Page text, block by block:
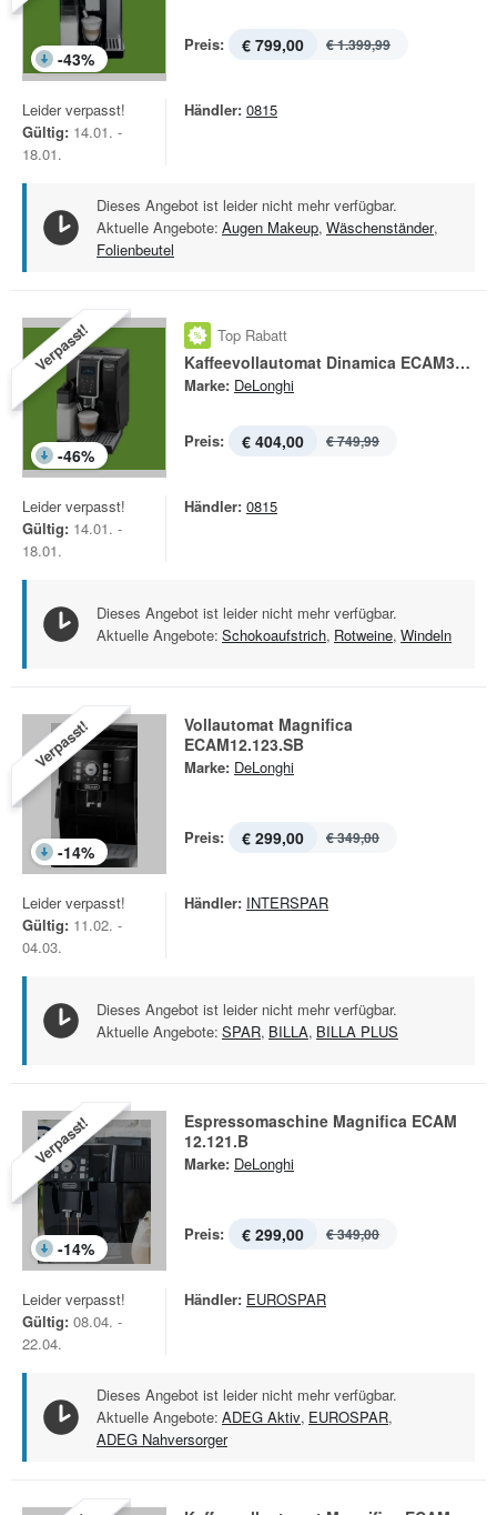
-43%
Preis: € 799,00 € 1.399,99
Leider verpasst!
Gültig: 14.01. -
18.01.
Händler: 0815
Dieses Angebot ist leider nicht mehr verfügbar.
Aktuelle Angebote: Augen Makeup, Wäschenständer,
Folienbeutel
Verpasst!
-46%
Top Rabatt
Kaffeevollautomat Dinamica ECAM350.55.B
Marke: DeLonghi
Preis: € 404,00 € 749,99
Leider verpasst!
Gültig: 14.01. -
18.01.
Händler: 0815
Dieses Angebot ist leider nicht mehr verfügbar.
Aktuelle Angebote: Schokoaufstrich, Rotweine, Windeln
Verpasst!
-14%
Vollautomat Magnifica
ECAM12.123.SB
Marke: DeLonghi
Preis: € 299,00 € 349,00
Leider verpasst!
Gültig: 11.02. -
04.03.
Händler: INTERSPAR
Dieses Angebot ist leider nicht mehr verfügbar.
Aktuelle Angebote: SPAR, BILLA, BILLA PLUS
Verpasst!
-14%
Espressomaschine Magnifica ECAM
12.121.B
Marke: DeLonghi
Preis: € 299,00 € 349,00
Leider verpasst!
Gültig: 08.04. -
22.04.
Händler: EUROSPAR
Dieses Angebot ist leider nicht mehr verfügbar.
Aktuelle Angebote: ADEG Aktiv, EUROSPAR,
ADEG Nahversorger